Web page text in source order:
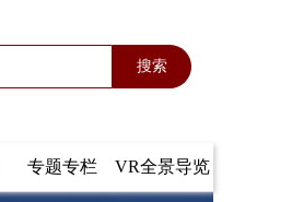
搜索
专题专栏 VR全景导览